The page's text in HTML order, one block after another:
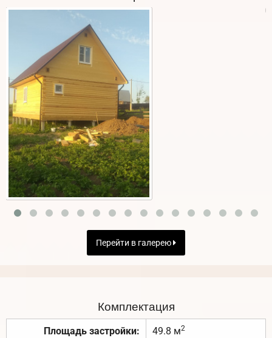
Перейти в галерею
Комплектация
Площадь застройки: 49.8 м2